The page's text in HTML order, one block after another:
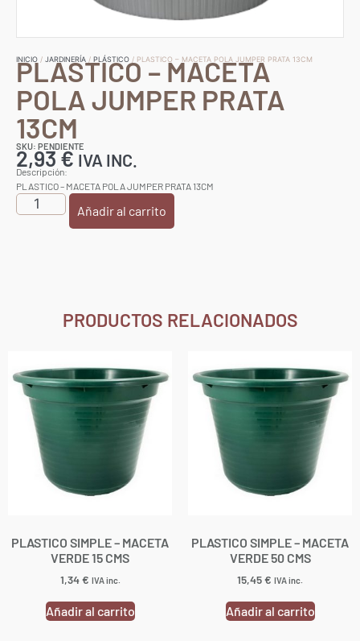
INICIO / JARDINERÍA / PLÁSTICO / PLASTICO – MACETA POLA JUMPER PRATA 13CM
PLASTICO – MACETA
POLA JUMPER PRATA
13CM
SKU: PENDIENTE
2,93€ IVA INC.
Descripción:
PLASTICO – MACETA POLA JUMPER PRATA 13CM
Añadir al carrito
PRODUCTOS RELACIONADOS
PLASTICO SIMPLE – MACETA
VERDE 15 CMS
1,34€ IVA inc.
Añadir al carrito
PLASTICO SIMPLE – MACETA
VERDE 50 CMS
15,45€ IVA inc.
Añadir al carrito